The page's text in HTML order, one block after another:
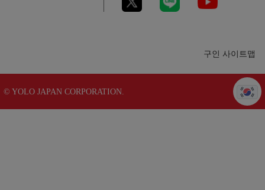
구인 사이트맵
© YOLO JAPAN CORPORATION.